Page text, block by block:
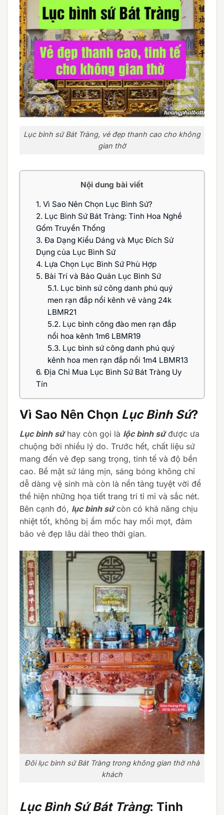
Lục bình sứ Bát Tràng, vẻ đẹp thanh cao cho không
gian thờ
Nội dung bài viết
1. Vì Sao Nên Chọn Lục Bình Sứ?
2. Lục Bình Sứ Bát Tràng: Tinh Hoa Nghề
Gốm Truyền Thống
3. Đa Dạng Kiểu Dáng và Mục Đích Sử
Dụng của Lục Bình Sứ
4. Lựa Chọn Lục Bình Sứ Phù Hợp
5. Bài Trí và Bảo Quản Lục Bình Sứ
5.1. Lục bình sứ công danh phú quý
men rạn đắp nổi kênh vẽ vàng 24k
LBMR21
5.2. Lục bình công đào men rạn đắp
nổi hoa kênh 1m6 LBMR19
5.3. Lục bình sứ công danh phú quý
kênh hoa men rạn đắp nổi 1m4 LBMR13
6. Địa Chỉ Mua Lục Bình Sứ Bát Tràng Uy
Tín
Vì Sao Nên Chọn Lục Bình Sứ?
Lục bình sứhay còn gọi là lộc bình sứđược ưa
chuộng bởi nhiều lý do. Trước hết, chất liệu sứ
mang đến vẻ đẹp sang trọng, tinh tế và độ bền
cao. Bề mặt sứ láng mịn, sáng bóng không chỉ
dễ dàng vệ sinh mà còn là nền tảng tuyệt vời để
thể hiện những họa tiết trang trí tỉ mỉ và sắc nét.
Bên cạnh đó, lục bình sứcòn có khả năng chịu
nhiệt tốt, không bị ẩm mốc hay mối mọt, đảm
bảo vẻ đẹp lâu dài theo thời gian.
Đôi lục bình sứ Bát Tràng trong không gian thờ nhà
khách
Lục Bình Sứ Bát Tràng: Tinh